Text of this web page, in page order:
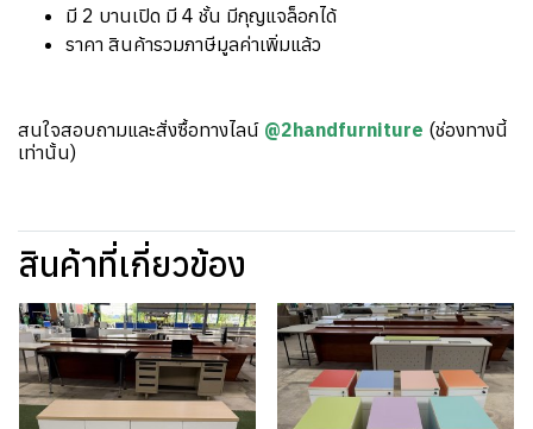
มี 2 บานเปิด มี 4 ชั้น มีกุญแจล็อกได้
ราคา สินค้ารวมภาษีมูลค่าเพิ่มแล้ว
สนใจสอบถามและสั่งซื้อทางไลน์ @2handfurniture (ช่องทางนี้
เท่านั้น)
สินค้าที่เกี่ยวข้อง